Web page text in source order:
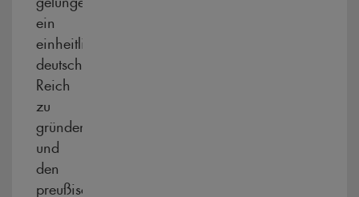
ein
einheitliches
deutsches
Reich
zu
gründen
und
den
preußischen